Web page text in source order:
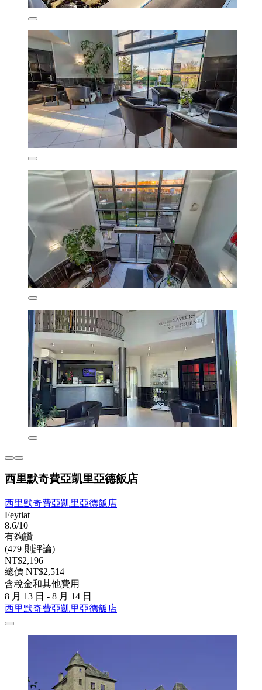
西里默奇費亞凱里亞德飯店
西里默奇費亞凱里亞德飯店
Feytiat
8.6/10
有夠讚
(479 則評論)
NT$2,196
總價 NT$2,514
含稅金和其他費用
8 月 13 日 - 8 月 14 日
西里默奇費亞凱里亞德飯店